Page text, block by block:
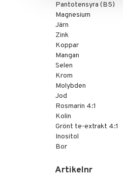
Pantotensyra (B5)
Magnesium
Järn
Zink
Koppar
Mangan
Selen
Krom
Molybden
Jod
Rosmarin 4:1
Kolin
Grönt te-extrakt 4:1
Inositol
Bor
Artikelnr